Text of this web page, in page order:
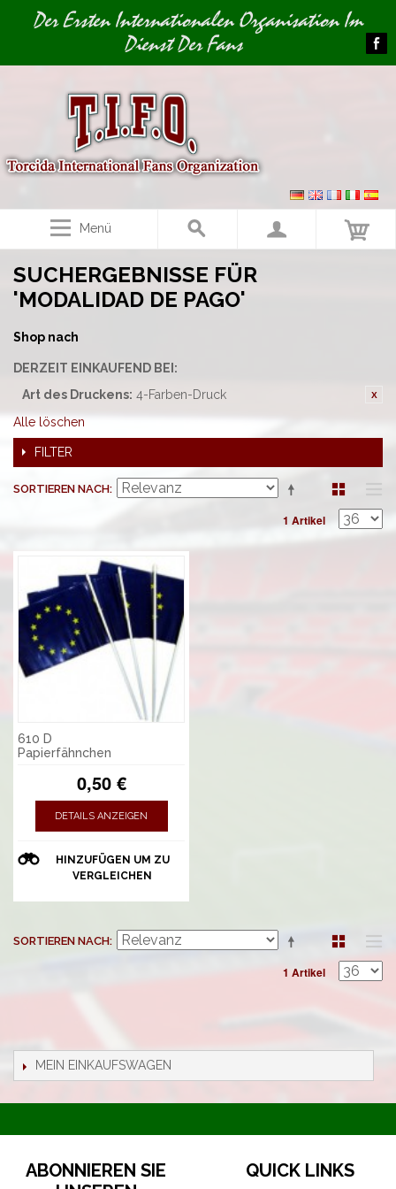
Image 01Der Ersten Internationalen Organisation Im
Dienst Der Fans
Menü
SUCHERGEBNISSE FÜR
'MODALIDAD DE PAGO'
Shop nach
DERZEIT EINKAUFEND BEI:
Art des Druckens: 4-Farben-Druck
Alle löschen
FILTER
SORTIEREN NACH
1 Artikel
610 D
Papierfähnchen
0,50 €
DETAILS ANZEIGEN
HINZUFÜGEN UM ZU
VERGLEICHEN
SORTIEREN NACH
1 Artikel
MEIN EINKAUFSWAGEN
ABONNIEREN SIE
QUICK LINKS